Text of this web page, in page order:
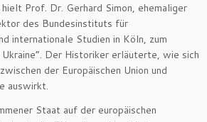
Prof. Dr. Gerhard Simon, ehemaliger
des Bundesinstituts für
internationale Studien in Köln, zum
Ukraine“. Der Historiker erläuterte, wie sich
der Europäischen Union und
auswirkt.
Staat auf der europäischen